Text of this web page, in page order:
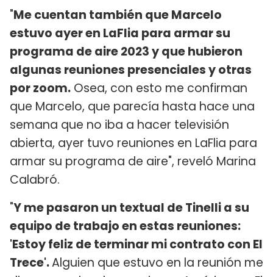
"Me cuentan también que Marcelo
estuvo ayer en LaFlia para armar su
programa de aire 2023 y que hubieron
algunas reuniones presenciales y otras
por zoom. Osea, con esto me confirman
que Marcelo, que parecía hasta hace una
semana que no iba a hacer televisión
abierta, ayer tuvo reuniones en LaFlia para
armar su programa de aire", reveló Marina
Calabró.
"Y me pasaron un textual de Tinelli a su
equipo de trabajo en estas reuniones:
'Estoy feliz de terminar mi contrato con El
Trece'.Alguien que estuvo en la reunión me